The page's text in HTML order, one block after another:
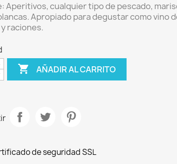
Aperitivos, cualquier tipo de pescado,
Apropiado para degustar como vino
raciones.
 AÑADIR AL CARRITO
de seguridad SSL